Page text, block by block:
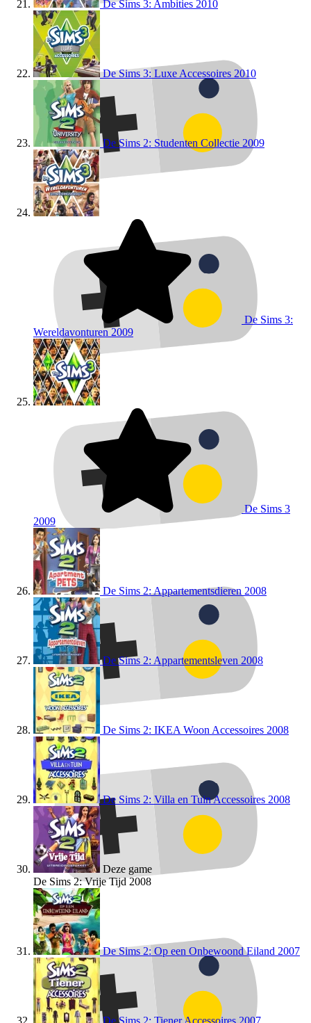
De Sims 3: Ambities 2010
De Sims 3: Luxe Accessoires 2010
De Sims 2: Studenten Collectie 2009
De Sims 3:
Wereldavonturen 2009
De Sims 3
2009
De Sims 2: Appartementsdieren 2008
De Sims 2: Appartementsleven 2008
De Sims 2: IKEA Woon Accessoires 2008
De Sims 2: Villa en Tuin Accessoires 2008
Deze game
De Sims 2: Vrije Tijd2008
De Sims 2: Op een Onbewoond Eiland 2007
De Sims 2: Tiener Accessoires 2007